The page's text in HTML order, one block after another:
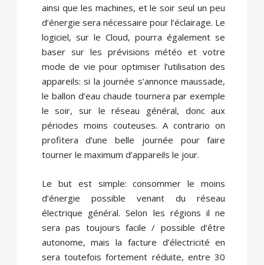
ainsi que les machines, et le soir seul un peu
d’énergie sera nécessaire pour l’éclairage. Le
logiciel, sur le Cloud, pourra également se
baser sur les prévisions météo et votre
mode de vie pour optimiser l’utilisation des
appareils: si la journée s’annonce maussade,
le ballon d’eau chaude tournera par exemple
le soir, sur le réseau général, donc aux
périodes moins couteuses. A contrario on
profitera d’une belle journée pour faire
tourner le maximum d’appareils le jour.
Le but est simple: consommer le moins
d’énergie possible venant du réseau
électrique général. Selon les régions il ne
sera pas toujours facile / possible d’être
autonome, mais la facture d’électricité en
sera toutefois fortement réduite, entre 30